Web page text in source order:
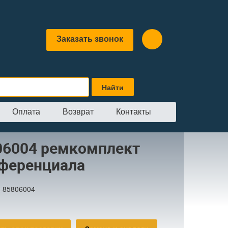
Заказать звонок
Оплата Возврат Контакты
дифференциала
ремкомплект
85806004